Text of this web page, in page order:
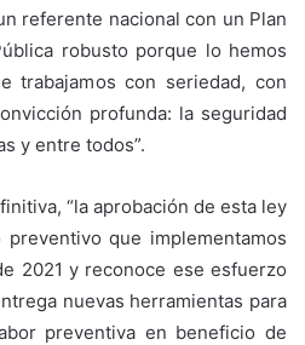
referente nacional con un Plan
robusto porque lo hemos
trabajamos con seriedad, con
profunda: la seguridad
y entre todos”.
“la aprobación de esta ley
que implementamos
2021 y reconoce ese esfuerzo
nuevas herramientas para
preventiva en beneficio de